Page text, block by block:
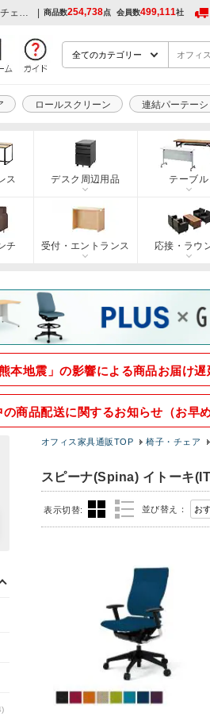
スピーナ(Spina) イトーキ(ITOKI) オフィスチェアの通販 | 商品数254,738点 会員数499,111社
ロールスクリーン 連結パーテーシ
ス デスク周辺用品 テーブル
チ 受付・エントランス 応接・ラウ
本地震」の影響による商品お届け
の商品配送に関するお知らせ（お早
オフィス家具通販TOP 椅子・チェア
スピーナ(Spina) イトーキ
並び替え：
表示切替: